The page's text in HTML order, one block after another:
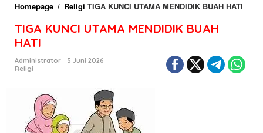
Homepage / Religi TIGA KUNCI UTAMA MENDIDIK BUAH HATI
TIGA KUNCI UTAMA MENDIDIK BUAH
HATI
Administrator
5 Juni 2026
Religi